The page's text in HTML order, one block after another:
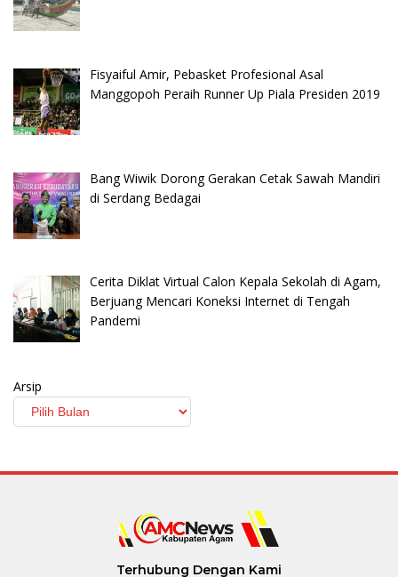
Fisyaiful Amir, Pebasket Profesional Asal
Manggopoh Peraih Runner Up Piala Presiden 2019
Bang Wiwik Dorong Gerakan Cetak Sawah Mandiri
di Serdang Bedagai
Cerita Diklat Virtual Calon Kepala Sekolah di Agam,
Berjuang Mencari Koneksi Internet di Tengah
Pandemi
Arsip
Terhubung Dengan Kami